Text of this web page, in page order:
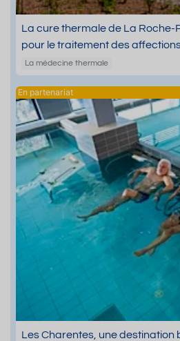
La cure thermale de La Roche-
pour le traitement des
La médecine thermale
Les Charentes, une destination